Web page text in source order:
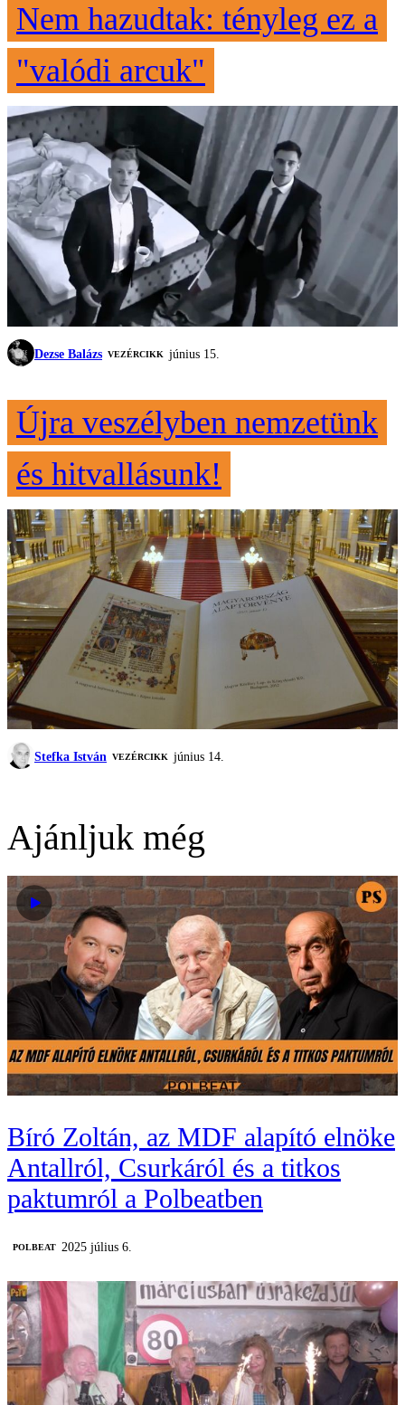
Nem hazudtak: tényleg ez a
"valódi arcuk"
Dezse Balázs VEZÉRCIKK június 15.
Újra veszélyben nemzetünk
és hitvallásunk!
Stefka István VEZÉRCIKK június 14.
Ajánljuk még
Bíró Zoltán, az MDF alapító elnöke
Antallról, Csurkáról és a titkos
paktumról a Polbeatben
‎POLBEAT 2025 július 6.